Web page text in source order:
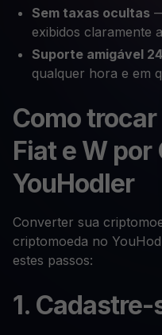
Sem taxas ocultas
exibidos claramente
Suporte amigável
qualquer hora e em
Como
Fiat e W
YouHodler
Converter sua
criptomoeda no
estes passos:
1.